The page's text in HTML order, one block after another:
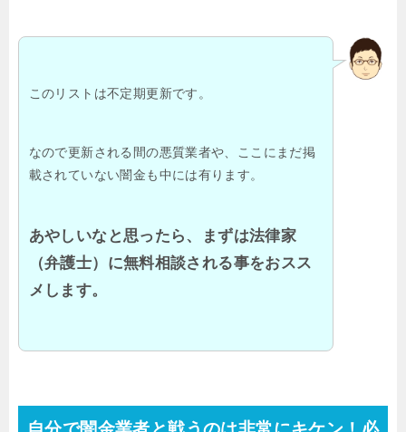
このリストは不定期更新です。
なので更新される間の悪質業者や、ここにまだ掲
載されていない闇金も中には有ります。
あやしいなと思ったら、まずは法律家
（弁護士）に無料相談される事をおスス
メします。